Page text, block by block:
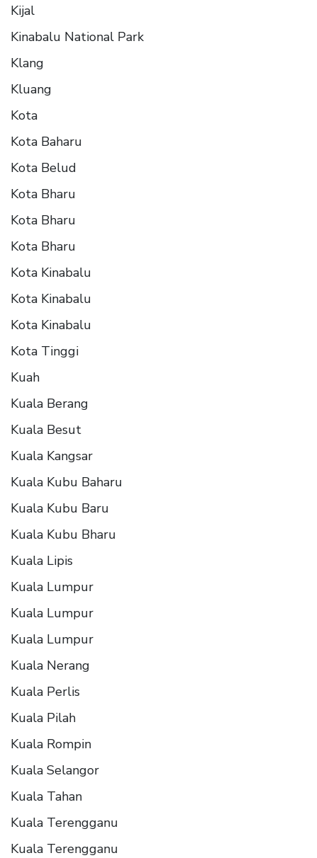
Kijal
Kinabalu National Park
Klang
Kluang
Kota
Kota Baharu
Kota Belud
Kota Bharu
Kota Bharu
Kota Bharu
Kota Kinabalu
Kota Kinabalu
Kota Kinabalu
Kota Tinggi
Kuah
Kuala Berang
Kuala Besut
Kuala Kangsar
Kuala Kubu Baharu
Kuala Kubu Baru
Kuala Kubu Bharu
Kuala Lipis
Kuala Lumpur
Kuala Lumpur
Kuala Lumpur
Kuala Nerang
Kuala Perlis
Kuala Pilah
Kuala Rompin
Kuala Selangor
Kuala Tahan
Kuala Terengganu
Kuala Terengganu